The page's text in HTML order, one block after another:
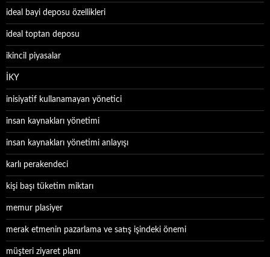
ideal bayi deposu özellikleri
ideal toptan deposu
ikincil piyasalar
İKY
inisiyatif kullanamayan yönetici
insan kaynakları yönetimi
insan kaynakları yönetimi anlayışı
karlı perakendeci
kişi başı tüketim miktarı
memur plasiyer
merak etmenin pazarlama ve satış işindeki önemi
müşteri ziyaret planı